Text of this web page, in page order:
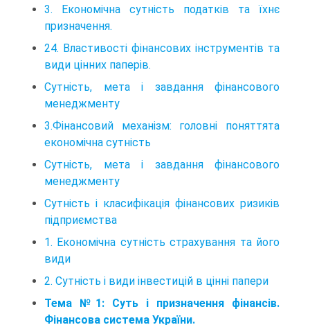
3. Економічна сутність податків та їхнє
призначення.
24. Властивості фінансових інструментів та
види цінних паперів.
Сутність, мета і завдання фінансового
менеджменту
3.Фінансовий механізм: головні поняттята
економічна сутність
Сутність, мета і завдання фінансового
менеджменту
Сутність і класифікація фінансових ризиків
підприємства
1. Економічна сутність страхування та його
види
2. Сутність і види інвестицій в цінні папери
Тема №1: Суть і призначення фінансів.
Фінансова система України.